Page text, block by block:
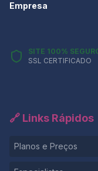
Empresa
SITE 100%
SSL CERTIFICADO
🔗 Links Rápidos
Planos e Preços